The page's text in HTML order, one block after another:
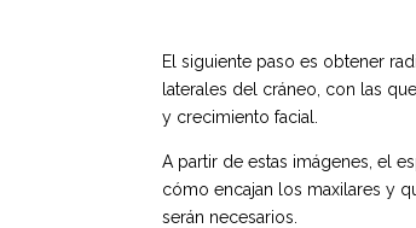
El siguiente paso es obtener
laterales del cráneo, con las
y crecimiento facial.
A partir de estas imágenes, el
cómo encajan los maxilares y
serán necesarios.